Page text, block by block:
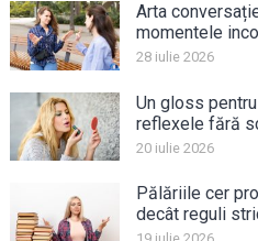
Arta
momentele
28 iulie 2026
Un gloss
reflexele fără
20 iulie 2026
Pălăriile cer
decât reguli